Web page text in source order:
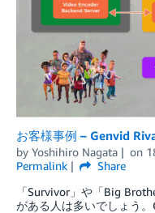
お客様事例 – Genvid
by Yoshihiro Nagata on
Permalink
Share
「Survivor」や「Big
がある人は多いでしょう